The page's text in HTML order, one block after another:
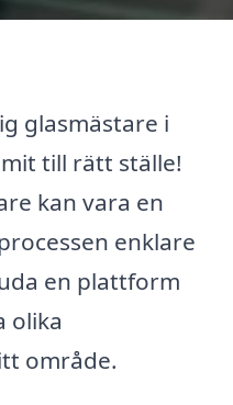
glasmästare i
till rätt ställe!
kan vara en
enklare
en plattform
olika
område.